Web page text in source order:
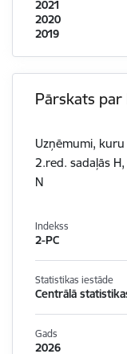
2021
2020
2019
Pārskats par
Uzņēmumi,
2.red. sadaļās
N
Indekss
2-PC
Statistikas iestāde
Centrālā
Gads
2026